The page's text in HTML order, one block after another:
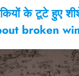
के टूटे हुए
broken